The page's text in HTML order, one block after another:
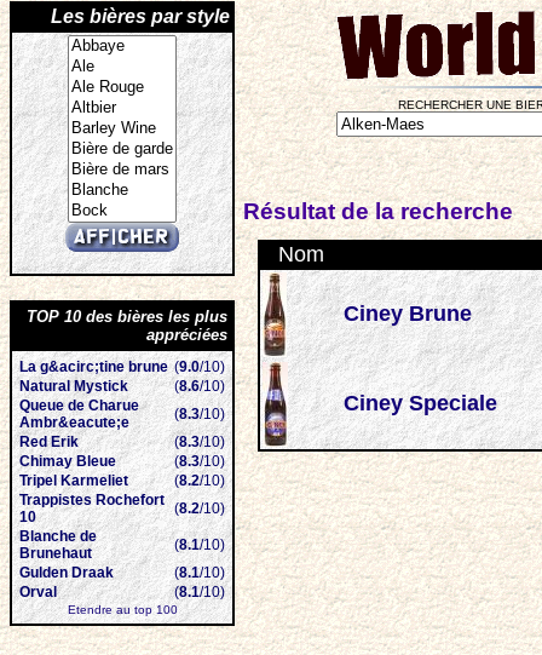
Les bières par style
TOP 10 des bières les plus
appréciées
La g&acirc;tine brune (9.0/10)
Natural Mystick
(8.6/10)
Queue de Charue
Ambr&eacute;e
(8.3/10)
Red Erik
(8.3/10)
Chimay Bleue
(8.3/10)
Tripel Karmeliet
(8.2/10)
Trappistes Rochefort
10
(8.2/10)
Blanche de
Brunehaut
(8.1/10)
Gulden Draak
(8.1/10)
Orval
(8.1/10)
Etendre au top 100
RECHERCHER UNE
Résultat de la recherche
Nom
Ciney Brune
Ciney Speciale